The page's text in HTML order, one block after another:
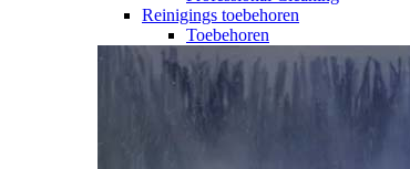
Reinigings toebehoren
Toebehoren